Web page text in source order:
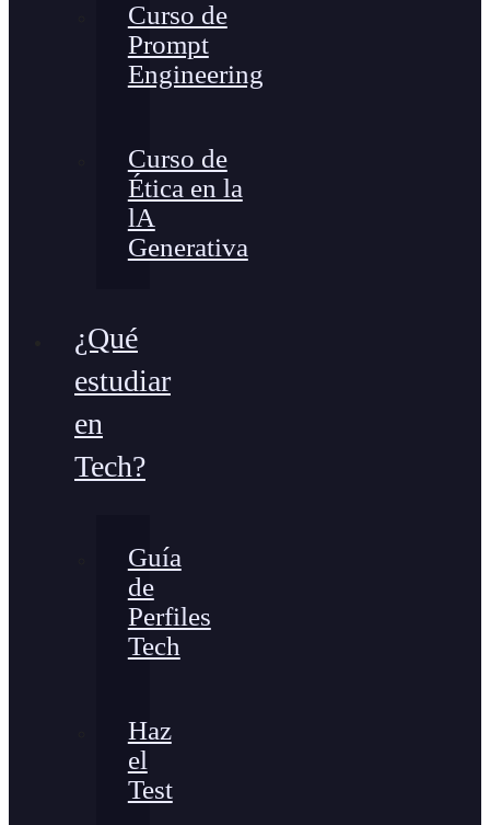
Curso de
Prompt
Engineering
Curso de
Ética en la
lA
Generativa
¿Qué
estudiar
en
Tech?
Guía
de
Perfiles
Tech
Haz
el
Test